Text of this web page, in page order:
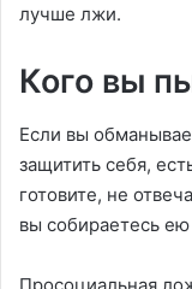
лучше лжи.
Кого вы
Если вы
защитить себя,
готовите, не
вы собираетесь